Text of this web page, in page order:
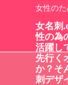
女性の
女名刺
性の為
活躍し
先行く
か？そ
刺デザ